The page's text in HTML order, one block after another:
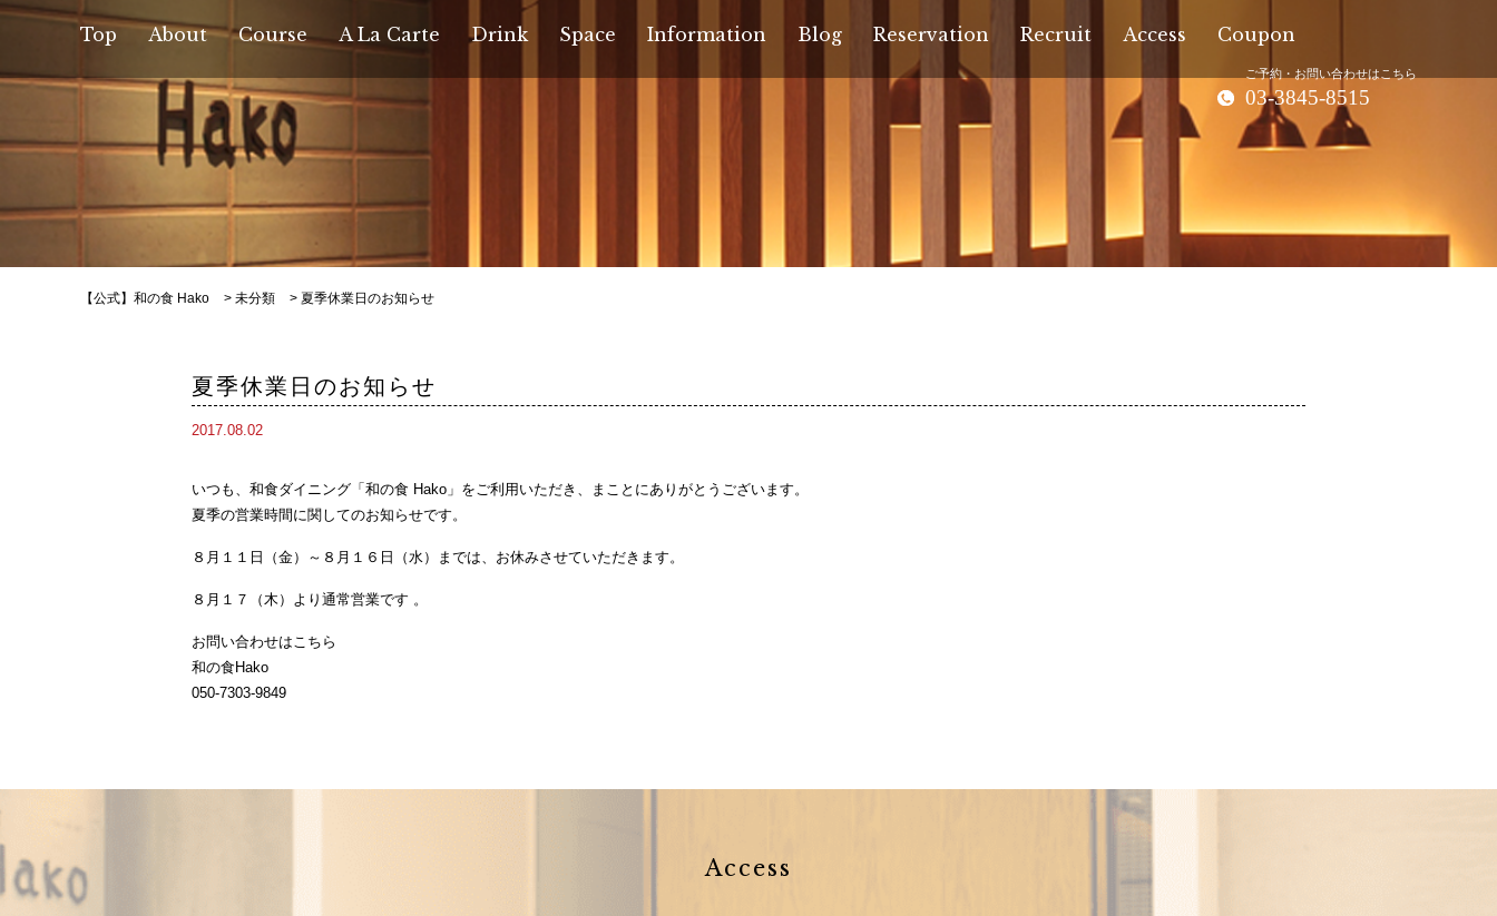
Top About Course A La Carte Drink Space Information Blog Reservation Recruit Access Coupon
ご予約・お問い合わせはこちら
03-3845-8515
【公式】和の食 Hako > 未分類 > 夏季休業日のお知らせ
夏季休業日のお知らせ
2017.08.02
いつも、和食ダイニング「和の食 Hako」をご利用いただき、まことにありがとうございます。
夏季の営業時間に関してのお知らせです。
８月１１日（金）～８月１６日（水）までは、お休みさせていただきます。
８月１７（木）より通常営業です 。
お問い合わせはこちら
和の食Hako
050-7303-9849
Access